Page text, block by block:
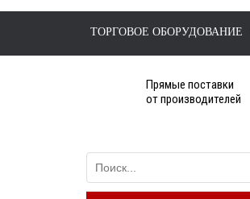
ТОРГОВОЕ ОБОРУДОВАНИЕ
Прямые поставки
от производителей